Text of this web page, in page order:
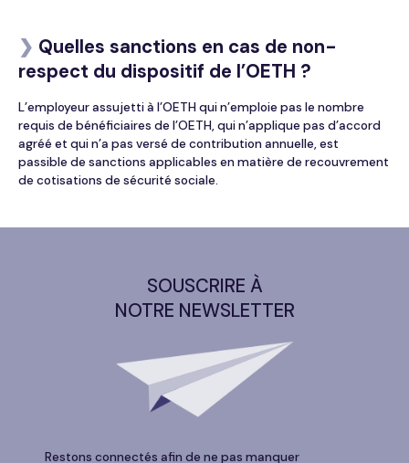
❯ Quelles sanctions en cas de non-
respect du dispositif de l’OETH ?
L’employeur assujetti à l’OETH qui n’emploie pas le nombre
requis de bénéficiaires de l’OETH, qui n’applique pas d’accord
agréé et qui n’a pas versé de contribution annuelle, est
passible de sanctions applicables en matière de recouvrement
de cotisations de sécurité sociale.
SOUSCRIRE À
NOTRE NEWSLETTER
Restons connectés afin de ne pas manquer